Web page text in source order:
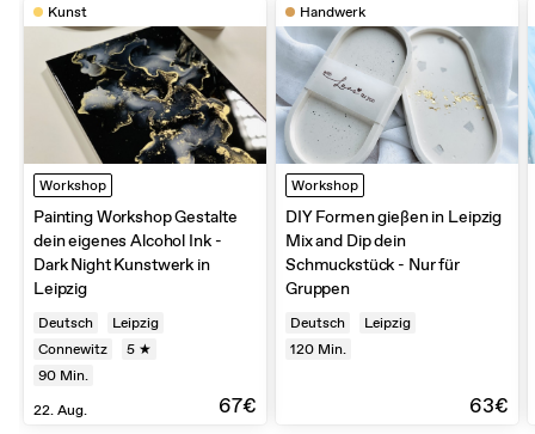
Kunst
Workshop
Painting Workshop Gestalte
dein eigenes Alcohol Ink -
Dark Night Kunstwerk in
Leipzig
Deutsch
Leipzig
Connewitz
5 ★
90 Min.
22. Aug.
67€
Handwerk
Workshop
DIY Formen gießen in Leipzig
Mix and Dip dein
Schmuckstück - Nur für
Gruppen
Deutsch
Leipzig
120 Min.
63€